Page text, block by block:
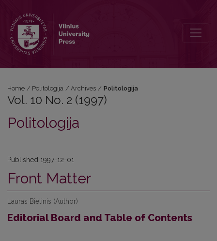
Home / Politologija / Archives / Politologija
Vol. 10 No. 2 (1997)
Politologija
Published 1997-12-01
Front Matter
Lauras Bielinis (Author)
Editorial Board and Table of Contents